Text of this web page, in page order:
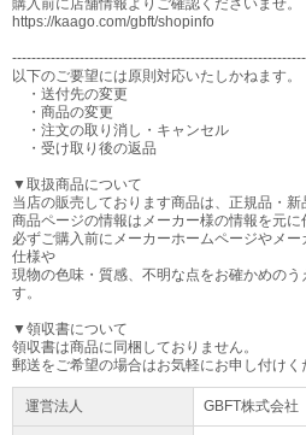
購入前に店舗情報よりご確認くださいませ。
https://kaago.com/gbft/shopinfo
以下のご要望には原則対応いたしかねます。
・送付先の変更
・商品の変更
・注文の取り消し・キャンセル
・受け取り後の返品
▼取扱商品について
当店の販売しております商品は、正規品・新
商品ページの情報はメーカー様の情報を元に
必ずご購入前にメーカーホームページやメ
仕様や
現物の色味・質感、不明な点をお確かめの
す。
▼領収書について
領収書は商品に同梱しておりません。
郵送をご希望の場合はお気軽にお申し付けく
運営法人 GBFT株式会社